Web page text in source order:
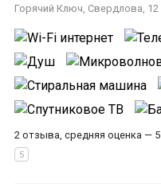
Горячий Ключ, Свердлова, 12
2 отзыва, средняя оценка — 5